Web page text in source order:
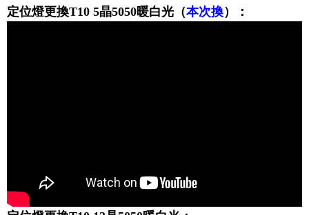
定位燈更換T10 5晶5050暖白光（本次換）：